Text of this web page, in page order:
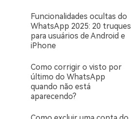
Funcionalidades ocultas do
WhatsApp 2025: 20 truques
para usuários de Android e
iPhone
Como corrigir o visto por
último do WhatsApp
quando não está
aparecendo?